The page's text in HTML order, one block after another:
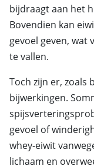
bijdraagt aan het
Bovendien kan
gevoel geven, wat
te vallen.
Toch zijn er, zoals
bijwerkingen.
gevoel of
whey-eiwit
lichaam en